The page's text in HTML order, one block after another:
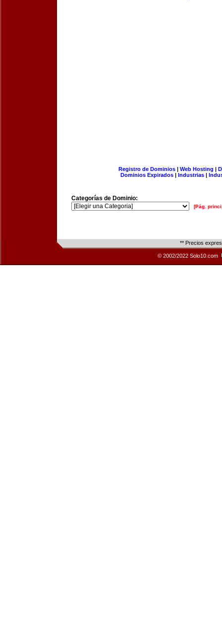
Registro de Dominios| Web Hosting |
Dominios Expirados | Industrias |
Categorías de Dominio:
[Pág.
** Precios
© 2002/2022 Solo10.com